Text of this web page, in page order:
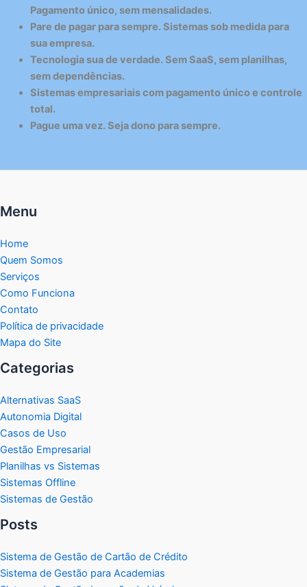
Pagamento único, sem mensalidades.
Pare de pagar para sempre. Sistemas sob medida para
sua empresa.
Tecnologia sua de verdade. Sem SaaS, sem planilhas,
sem dependências.
Sistemas empresariais com pagamento único e controle
total.
Pague uma vez. Seja dono para sempre.
Menu
Home
Quem Somos
Serviços
Como Funciona
Contato
Política de privacidade
Mapa do Site
Categorias
Alternativas SaaS
Autonomia Digital
Casos de Uso
Gestão Empresarial
Planilhas vs Sistemas
Sistemas Offline
Sistemas de Gestão
Posts
Sistema de Gestão de Cartão de Crédito
Sistema de Gestão para Academias